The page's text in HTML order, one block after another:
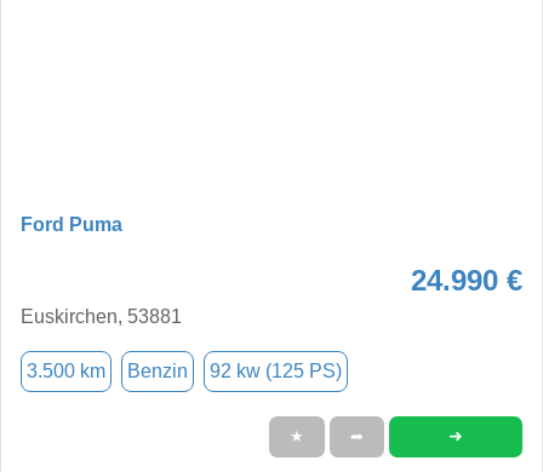
Ford Puma
24.990 €
Euskirchen, 53881
3.500 km Benzin 92 kw (125 PS)
★ ➦ ➜